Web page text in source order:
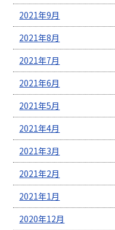
2021年9月
2021年8月
2021年7月
2021年6月
2021年5月
2021年4月
2021年3月
2021年2月
2021年1月
2020年12月